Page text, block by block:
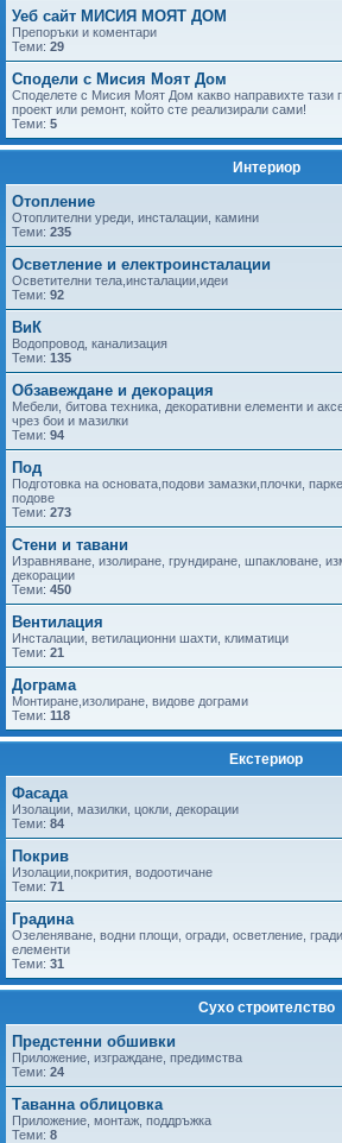
Уеб сайт МИСИЯ МОЯТ ДОМ
Препоръки и коментари
Теми: 29
Сподели с Мисия Моят Дом
Споделете с Мисия Моят Дом какво направихте тази
проект или ремонт, който сте реализирали сами!
Теми: 5
Интериор
Отопление
Отоплителни уреди, инсталации, камини
Теми: 235
Осветление и електроинсталации
Осветителни тела,инсталации,идеи
Теми: 92
ВиК
Водопровод, канализация
Теми: 135
Обзавеждане и декорация
Мебели, битова техника, декоративни елементи и
чрез бои и мазилки
Теми: 94
Под
Подготовка на основата,подови замазки,плочки,
подове
Теми: 273
Стени и тавани
Изравняване, изолиране, грундиране, шпакловане,
декорации
Теми: 450
Вентилация
Инсталации, ветилационни шахти, климатици
Теми: 21
Дограма
Монтиране,изолиране, видове дограми
Теми: 118
Екстериор
Фасада
Изолации, мазилки, цокли, декорации
Теми: 84
Покрив
Изолации,покрития, водоотичане
Теми: 71
Градина
Озеленяване, водни площи, огради, осветление,
елементи
Теми: 31
Сухо строителство
Предстенни обшивки
Приложение, изграждане, предимства
Теми: 24
Таванна облицовка
Приложение, монтаж, поддръжка
Теми: 8